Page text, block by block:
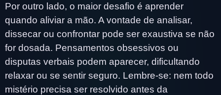
Por outro lado, o maior desafio é aprender
quando aliviar a mão. A vontade de analisar,
dissecar ou confrontar pode ser exaustiva se não
for dosada. Pensamentos obsessivos ou
disputas verbais podem aparecer, dificultando
relaxar ou se sentir seguro. Lembre-se: nem todo
mistério precisa ser resolvido antes da